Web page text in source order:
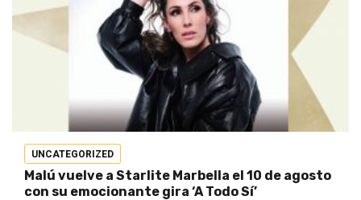
UNCATEGORIZED
Malú vuelve a Starlite Marbella el 10 de agosto
con su emocionante gira ‘A Todo Sí’